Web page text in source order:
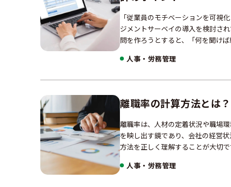
「従業員のモチベーションを可視
ジメントサーベイの導入を検討さ
問を作ろうとすると、「何を聞け
人事・労務管理
離職率の計算方法とは
離職率は、人材の定着状況や職場
を映し出す鏡であり、会社の経営
方法を正しく理解することが大切
人事・労務管理